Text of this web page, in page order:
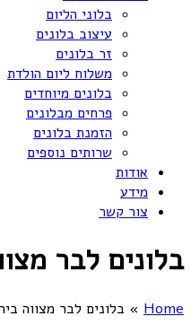
בלוני הליום
עיצוב בלונים
זר בלונים
משלוח ליום הולדת
בלונים מיוחדים
פרחים מבלונים
הזמנת בלונים
שרותים נוספים
אודות
מידע
צור קשר
בלונים לבר
Home
» בלונים לבר מצווה